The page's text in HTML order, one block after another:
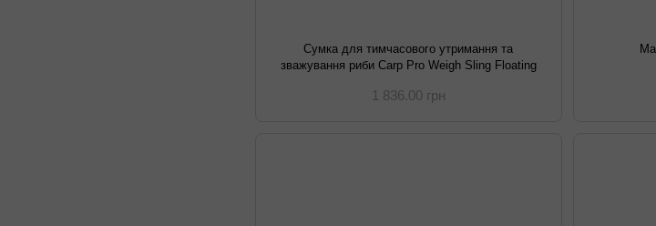
Сумка для тимчасового утримання та
зважування риби Carp Pro Weigh Sling Floating
1 836.00 грн